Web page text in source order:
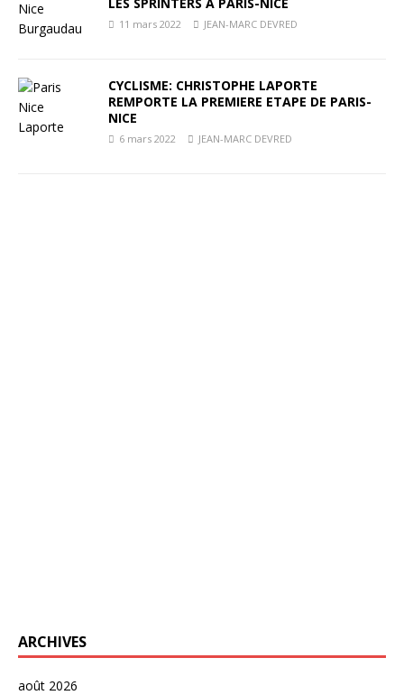
11 mars 2022 JEAN-MARC DEVRED
CYCLISME: CHRISTOPHE LAPORTE
REMPORTE LA PREMIERE ETAPE DE PARIS-
NICE
6 mars 2022 JEAN-MARC DEVRED
ARCHIVES
août 2026